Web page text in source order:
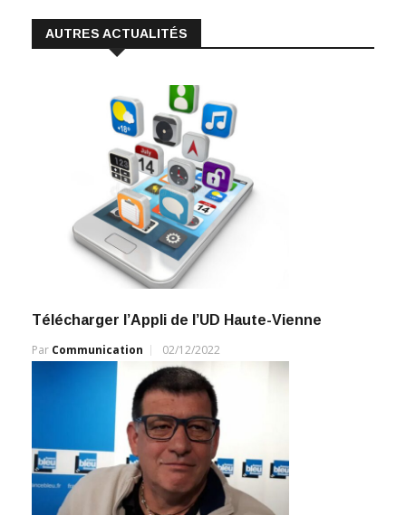
AUTRES ACTUALITÉS
Télécharger l’Appli de l’UD Haute-Vienne
Par Communication 02/12/2022